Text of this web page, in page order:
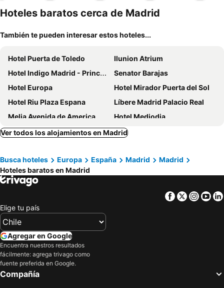
mascotas
Hoteles baratos cerca de Madrid
También te pueden interesar estos hoteles...
Hotel Puerta de Toledo
Ilunion Atrium
Hotel Indigo Madrid - Princesa By Ihg
Senator Barajas
Hotel Europa
Hotel Mirador Puerta del Sol
Hotel Riu Plaza Espana
Líbere Madrid Palacio Real
Melia Avenida de America
Hotel Mediodia
Anaco
Ilunion Pio XII
Hotel Praga
Hostal El Pilar
ibis budget Madrid Vallecas
Hotel Liabeny
Apartamentos Recoletos
Hostal Condestable
Optimi Rooms Madrid
Cubik Rooms
Hostal Victoria II
Ibis Madrid Aeropuerto Barajas
Zleep Hotel Madrid Airport
Hard Rock Hotel Madrid
Ver todos los alojamientos en Madrid
Busca hoteles Europa España Madrid
Madrid
Hoteles baratos en Madrid
Facebook
Twitter
Elige tu país
Agregar en Google
Encuentra nuestros resultados
fácilmente: agrega trivago como
fuente preferida en Google.
Compañía